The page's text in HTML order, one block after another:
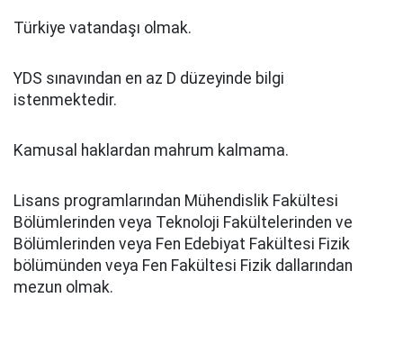
Türkiye vatandaşı olmak.
YDS sınavından en az D düzeyinde bilgi
istenmektedir.
Kamusal haklardan mahrum kalmama.
Lisans programlarından Mühendislik Fakültesi
Bölümlerinden veya Teknoloji Fakültelerinden ve
Bölümlerinden veya Fen Edebiyat Fakültesi Fizik
bölümünden veya Fen Fakültesi Fizik dallarından
mezun olmak.